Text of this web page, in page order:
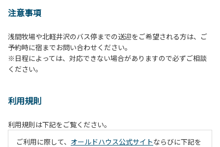
注意事項
浅間牧場や北軽井沢のバス停までの送迎をご希望される方は、ご
予約時に宿までお問い合わせください。
※日程によっては、対応できない場合がありますので必ずご相談
ください。
利用規則
利用規則は下記をご覧ください。
ご利用に際して、 オールドハウス公式サイトならびに下記を